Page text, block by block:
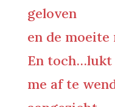
geloven
en de moeite
En
me af te